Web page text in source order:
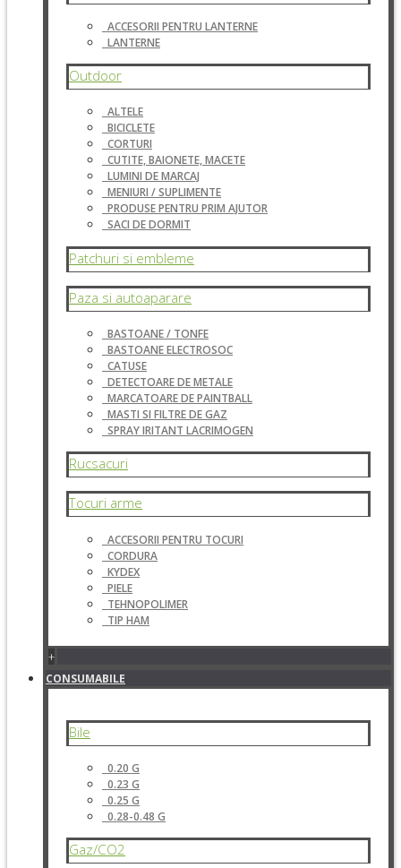
ACCESORII PENTRU LANTERNE
LANTERNE
Outdoor
ALTELE
BICICLETE
CORTURI
CUTITE, BAIONETE, MACETE
LUMINI DE MARCAJ
MENIURI / SUPLIMENTE
PRODUSE PENTRU PRIM AJUTOR
SACI DE DORMIT
Patchuri si embleme
Paza si autoaparare
BASTOANE / TONFE
BASTOANE ELECTROSOC
CATUSE
DETECTOARE DE METALE
MARCATOARE DE PAINTBALL
MASTI SI FILTRE DE GAZ
SPRAY IRITANT LACRIMOGEN
Rucsacuri
Tocuri arme
ACCESORII PENTRU TOCURI
CORDURA
KYDEX
PIELE
TEHNOPOLIMER
TIP HAM
+
CONSUMABILE
Bile
0.20 G
0.23 G
0.25 G
0.28-0.48 G
Gaz/CO2